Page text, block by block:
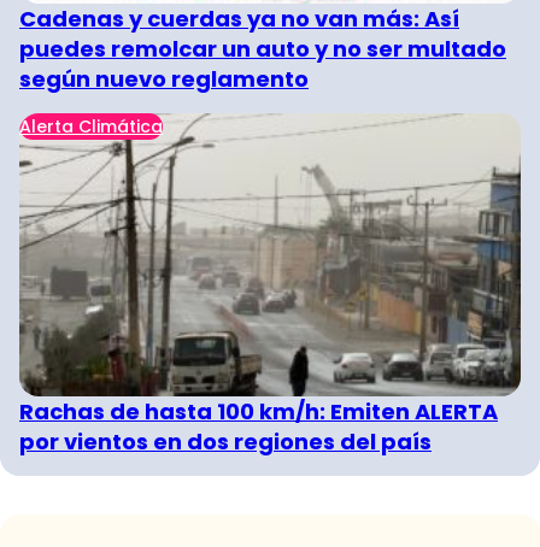
Cadenas y cuerdas ya no van más: Así
puedes remolcar un auto y no ser multado
según nuevo reglamento
Alerta Climática
Rachas de hasta 100 km/h: Emiten ALERTA
por vientos en dos regiones del país